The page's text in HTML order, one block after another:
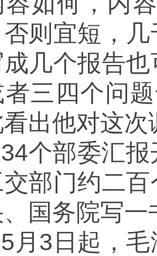
否则宜短，
几个报告
三四个问
出他对这
个部委汇
部门约二
国务院写一
月3日起，